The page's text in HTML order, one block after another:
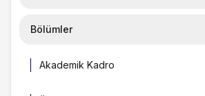
Yönetim
Hakkımızda
İç Kontrol
Bölümler
Bölümler
Akademik Kadro